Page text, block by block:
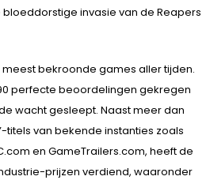
invasie van de Reapers
meest bekroonde games aller tijden.
perfecte beoordelingen gekregen
wacht gesleept. Naast meer dan
titels van bekende instanties zoals
en GameTrailers.com, heeft de
prijzen verdiend, waaronder